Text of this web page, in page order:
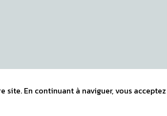
En continuant à naviguer, vous